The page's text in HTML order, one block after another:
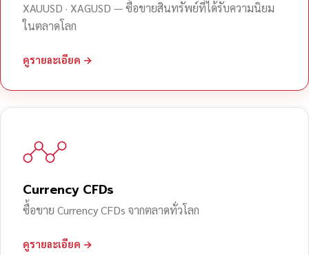
XAUUSD · XAGUSD — ซื้อขายสินทรัพย์ที่ได้รับความนิยม
ในตลาดโลก
ดูรายละเอียด →
Currency CFDs
ซื้อขาย Currency CFDs จากตลาดทั่วโลก
ดูรายละเอียด →